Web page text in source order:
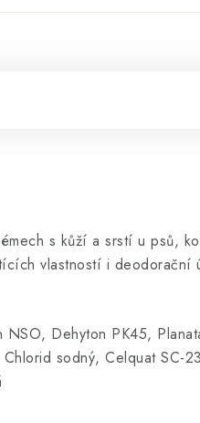
s kůží a srstí u psů,
vlastností i deodorační
Dehyton PK45,
sodný, Celquat SC-